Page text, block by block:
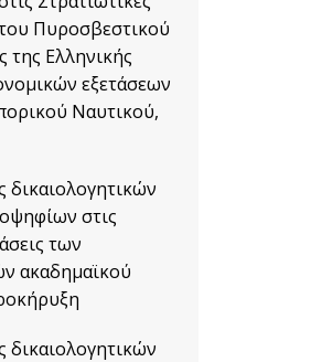
Πυροσβεστικού
της Ελληνικής
εξετάσεων
Ναυτικού,
στις
των
ακαδημαϊκού